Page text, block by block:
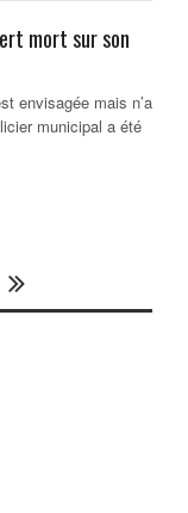
mort sur son
envisagée mais n’a
municipal a été